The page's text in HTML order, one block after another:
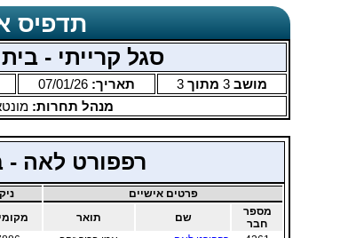
תדפיס
סגל קרייתי - בית
מושב 3 מתוך 3 תאריך: 07/01/26
מנהל תחרות:
רפפורט לאה -
פרטים אישיים
מספר
חבר
שם תואר